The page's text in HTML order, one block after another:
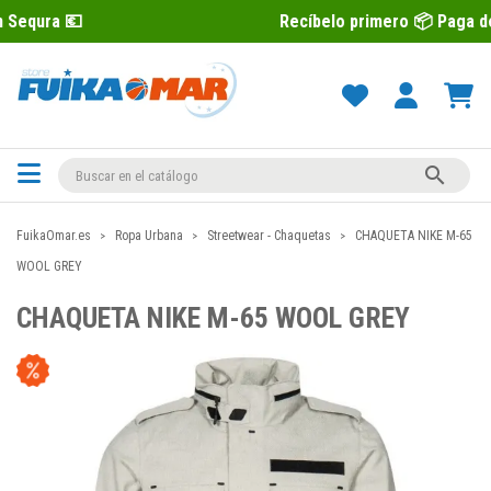
Recíbelo primero 📦 Paga después con

FuikaOmar.es Ropa Urbana Streetwear - Chaquetas
CHAQUETA NIKE M-65
WOOL GREY
CHAQUETA NIKE M-65 WOOL GREY